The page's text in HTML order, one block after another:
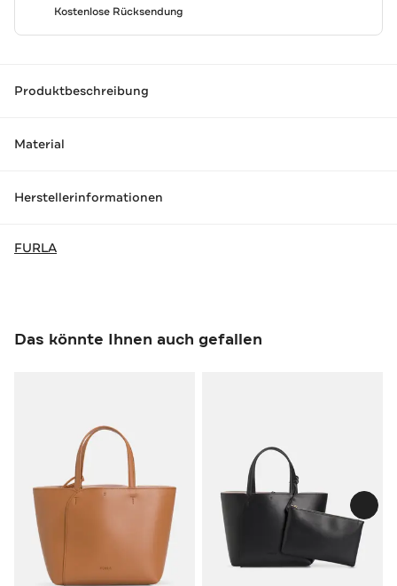
Kostenlose Rücksendung
Produktbeschreibung
Material
Herstellerinformationen
FURLA
Das könnte Ihnen auch gefallen